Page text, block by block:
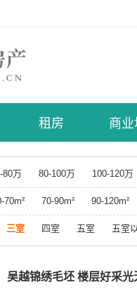
租房 商业
80万 80-100万 100-120万
70m² 70-90m² 90-120m²
三室 四室 五室 五室
吴越锦绣毛坯 楼层好采